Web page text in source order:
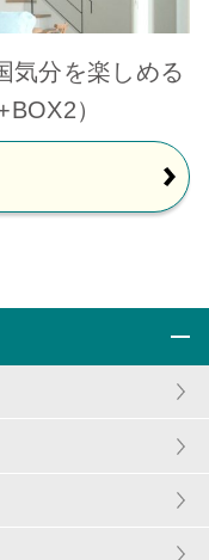
気分を楽しめる
）